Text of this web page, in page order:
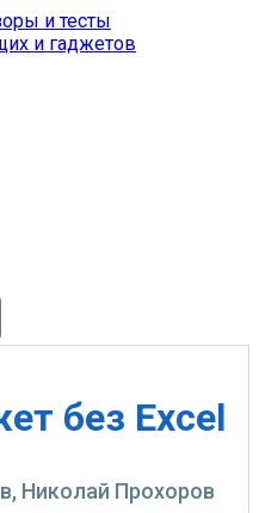
без Excel
Николай Прохоров